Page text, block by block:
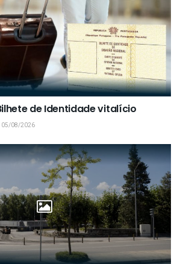
de Identidade vitalício
05/08/2026